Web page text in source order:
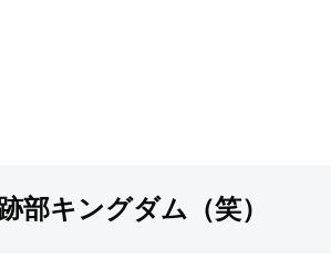
部キングダム（笑）